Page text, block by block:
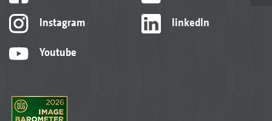
Instagram
Youtube
linkedIn